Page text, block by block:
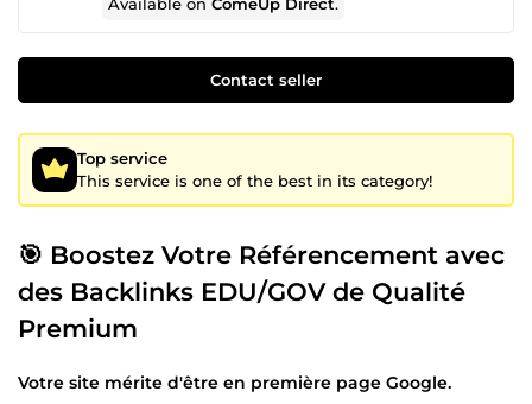
Contact seller
Top service
This service is one of the best in its category!
🎯 Boostez Votre Référencement avec
des Backlinks EDU/GOV de Qualité
Premium
Votre site mérite d'être en première page Google.